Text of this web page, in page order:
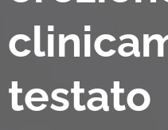
testato